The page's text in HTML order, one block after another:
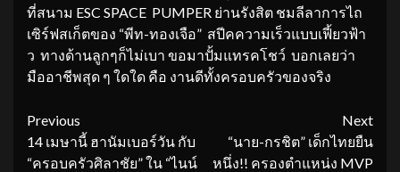
ที่สนาม ESC SPACE PUMPER ย่านรังสิต ชมลีลาการไถ
เซิร์ฟสเก็ตของ “พีท-ทองเจือ” สปีคความเร็วแบบเฟี้ยวฟ้า
ว ทางด้านลูกๆก็ไม่เบา ขอมาปั้มแทรคโชว์ บอกเลยว่า
มืออาชีพสุด ๆ ใดใด คือ งานดีทั้งครอบครัวของจริง
Continue
Reading
Previous
14 เมษานี้ ฮานัมเบอร์วัน กับ
“ครอบครัวศิลาชัย” ใน “ไนน์
Next
“นาย-กรชิต” เด็กไทยยืน
หนึ่ง!! ครอง​ตำแหน่ง MVP